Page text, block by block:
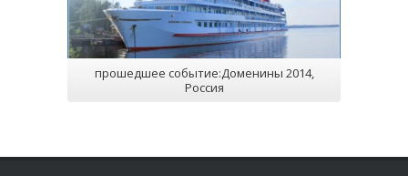
прошедшее событие:Доменины 2014,
Россия